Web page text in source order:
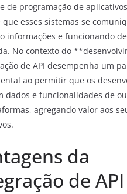
de programação de aplicativos
esses sistemas se
informações e funcionando
No contexto do
de API desempenha um
ao permitir que os
dados e funcionalidades de
agregando valor aos
da
de